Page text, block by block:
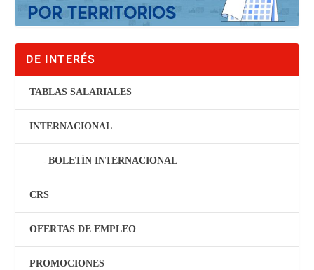
DE INTERÉS
TABLAS SALARIALES
INTERNACIONAL
BOLETÍN INTERNACIONAL
CRS
OFERTAS DE EMPLEO
PROMOCIONES